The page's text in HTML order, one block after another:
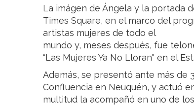
La imágen de Ángela y la portada
Times Square, en el marco del
artistas mujeres de todo el
mundo y, meses después, fue
“Las Mujeres Ya No Lloran" en el
Además, se presentó ante más de
Confluencia en Neuquén, y actuó
multitud la acompañó en uno de